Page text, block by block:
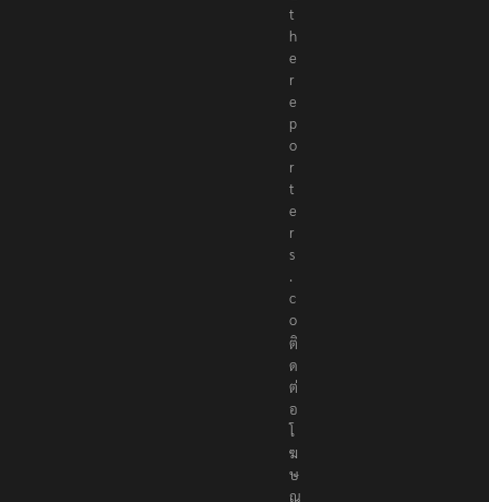
t
h
e
r
e
p
o
r
t
e
r
s
.
c
o
ติ
ด
ต่
อ
โ
ฆ
ษ
ณ